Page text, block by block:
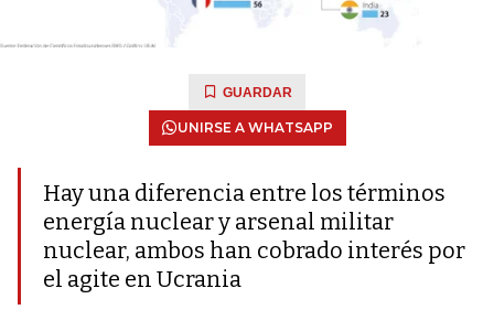
GUARDAR
UNIRSE A WHATSAPP
Hay una diferencia entre los términos
energía nuclear y arsenal militar
nuclear, ambos han cobrado interés por
el agite en Ucrania